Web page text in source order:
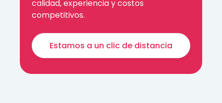
calidad, experiencia y costos
competitivos.
Estamos a un clic de distancia